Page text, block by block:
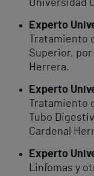
Universidad
Experto
Tratamiento
Superior, por
Herrera.
Experto
Tratamiento
Tubo
Cardenal
Experto
Linfomas y